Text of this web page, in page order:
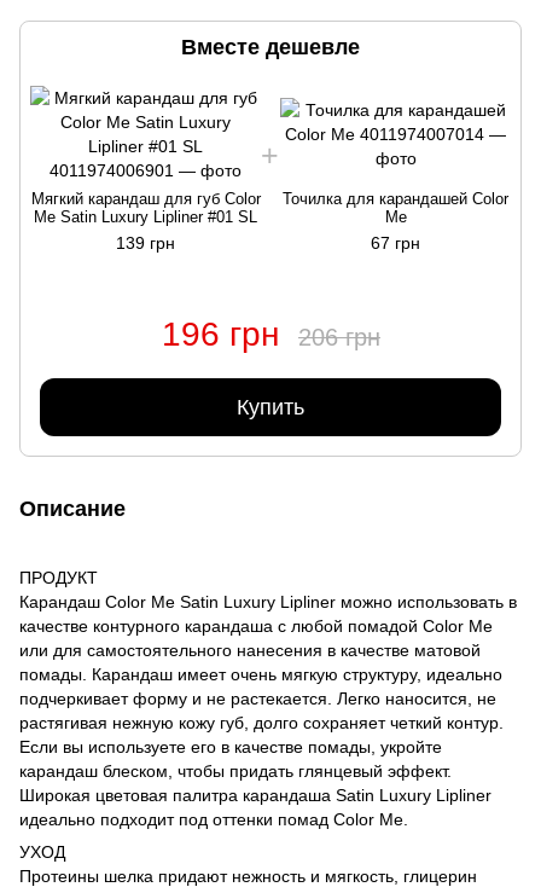
Вместе дешевле
Мягкий карандаш для губ Color
Me Satin Luxury Lipliner #01 SL
139 грн
Точилка для карандашей Color
Me
67 грн
196 грн 206 грн
Купить
Описание
ПРОДУКТ
Карандаш Color Me Satin Luxury Lipliner можно использовать в
качестве контурного карандаша с любой помадой Color Me
или для самостоятельного нанесения в качестве матовой
помады. Карандаш имеет очень мягкую структуру, идеально
подчеркивает форму и не растекается. Легко наносится, не
растягивая нежную кожу губ, долго сохраняет четкий контур.
Если вы используете его в качестве помады, укройте
карандаш блеском, чтобы придать глянцевый эффект.
Широкая цветовая палитра карандаша Satin Luxury Lipliner
идеально подходит под оттенки помад Color Me.
УХОД
Протеины шелка придают нежность и мягкость, глицерин